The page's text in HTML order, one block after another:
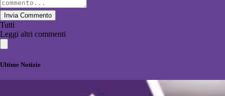
Invia Commento
Tutti
Leggi altri commenti
Ultime Notizie